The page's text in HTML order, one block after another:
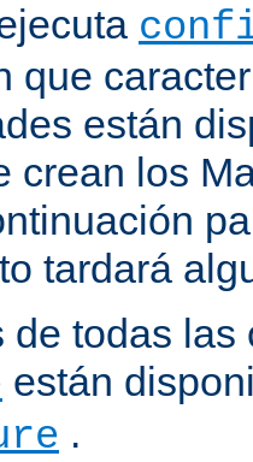
que
están
crean los
tardará
de todas las
están
.